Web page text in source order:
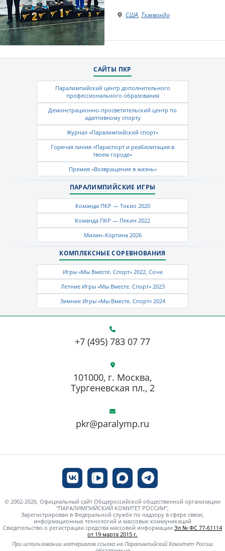
США, Тхэквондо
САЙТЫ ПКР
Паралимпийский центр дополнительного
профессионального образования
Демонстрационно-просветительский центр по
адаптивному спорту
Журнал «Паралимпийский спорт»
Горячая линия «Параспорт и реабилитация в
твоем городе»
Премия «Возвращение в жизнь»
ПАРАЛИМПИЙСКИЕ ИГРЫ
Команда ПКР — Токио 2020
Команда ПКР — Пекин 2022
Милан–Кортина 2026
КОМПЛЕКСНЫЕ СОРЕВНОВАНИЯ
Игры «Мы Вместе. Спорт» 2022, Сочи
Летние Игры «Мы Вместе. Спорт» 2023
Зимние Игры «Мы Вместе. Спорт» 2024
+7 (495) 783 07 77
pkr@paralymp.ru
101000, г. Москва,
Тургеневская пл., 2
© 2002-2026, Официальный сайт Общероссийской общественной организации
"ПАРАЛИМПИЙСКИЙ КОМИТЕТ РОССИИ",
Зарегистрирован в Федеральной службе по надзору в сфере связи,
информационных технологий и массовых коммуникаций
Свидетельство о регистрации средства массовой информации Эл № ФС 77-61114
от 19 марта 2015 г.
При использовании материалов ссылка на Паралимпийский Комитет России